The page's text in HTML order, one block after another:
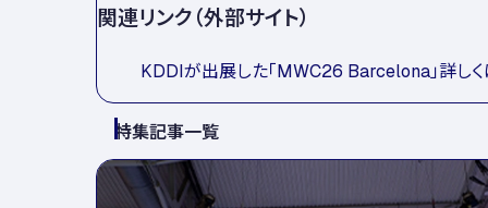
関連リンク（外部サイト）
KDDIが出展した「MWC26 Barcelona」詳しく
特集記事一覧